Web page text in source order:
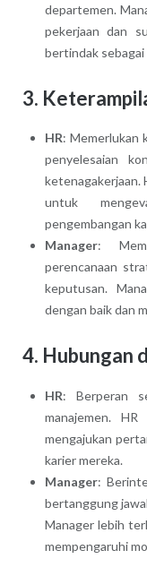
departemen.
pekerjaan dan
bertindak
3.
HR: Memerlukan
penyelesaian
ketenagakerjaan.
untuk
pengembangan
Manager:
perencanaan
keputusan.
dengan baik dan
4. Hubungan
HR: Berperan
manajemen.
mengajukan
karier mereka.
Manager:
bertanggung
Manager lebih
mempengaruhi